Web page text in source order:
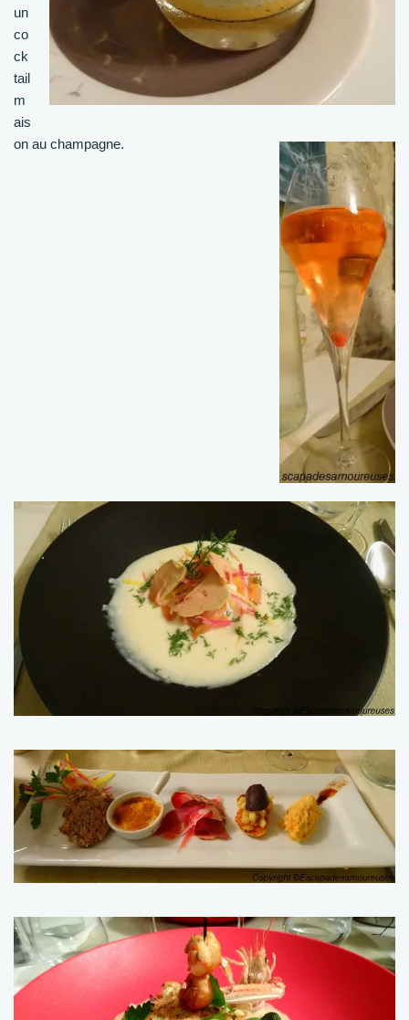
un
co
ck
tail
m
ais
on au champagne.